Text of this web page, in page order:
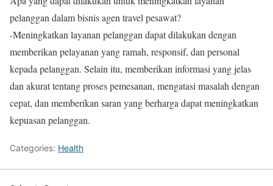
pelanggan dalam bisnis agen travel pesawat?
-Meningkatkan layanan pelanggan dapat dilakukan dengan
memberikan pelayanan yang ramah, responsif, dan personal
kepada pelanggan. Selain itu, memberikan informasi yang jelas
dan akurat tentang proses pemesanan, mengatasi masalah dengan
cepat, dan memberikan saran yang berharga dapat meningkatkan
kepuasan pelanggan.
Categories: Health